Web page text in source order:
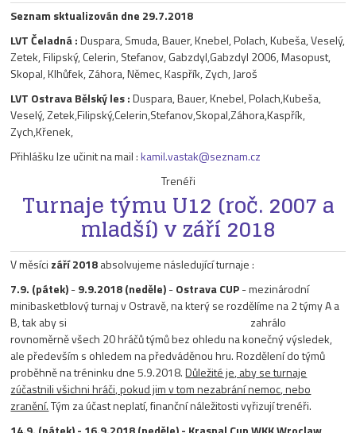
Seznam sktualizován dne 29.7.2018
LVT Čeladná :Duspara, Smuda, Bauer, Knebel, Polach, Kubeša, Veselý,
Zetek, Filipský, Celerin, Stefanov, Gabzdyl,Gabzdyl 2006, Masopust,
Skopal, Klhůfek, Záhora, Němec, Kaspřík, Zych, Jaroš
LVT Ostrava Bělský les :Duspara, Bauer, Knebel, Polach,Kubeša,
Veselý, Zetek,Filipský,Celerin,Stefanov,Skopal,Záhora,Kaspřík,
Zych,Křenek,
Přihlášku lze učinit na mail :kamil.vastak@seznam.cz
Trenéři
Turnaje týmu U12 (roč. 2007 a
mladší) v září 2018
V měsíci září 2018absolvujeme následující turnaje :
7.9. (pátek)-9.9.2018 (neděle)-Ostrava CUP- mezinárodní
minibasketblový turnaj v Ostravě, na který se rozdělíme na 2 týmy A a
B, tak aby si zahrálo
rovnoměrně všech 20 hráčů týmů bez ohledu na konečný výsledek,
ale především s ohledem na předváděnou hru. Rozdělení do týmů
proběhně na tréninku dne 5.9.2018.Důležité je, aby se turnaje
zúčastnili všichni hráči, pokud jim v tom nezabrání nemoc, nebo
zranění.Tým za účast neplatí, finanční náležitosti vyřizují trenéři.